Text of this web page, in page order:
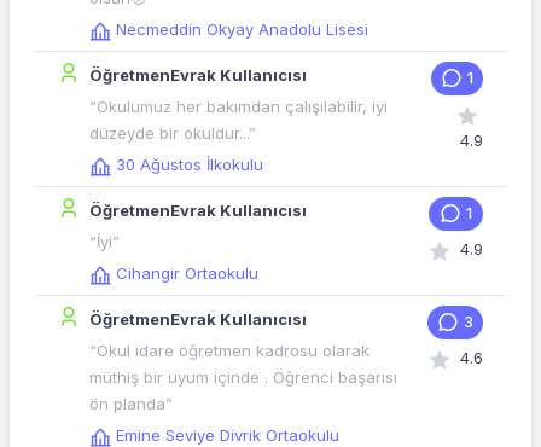
Necmeddin Okyay Anadolu Lisesi
ÖğretmenEvrak Kullanıcısı
“Okulumuz her bakımdan çalışılabilir, iyi
düzeyde bir okuldur...”
30 Ağustos İlkokulu
1
4.9
ÖğretmenEvrak Kullanıcısı
“İyi”
Cihangir Ortaokulu
1
4.9
ÖğretmenEvrak Kullanıcısı
“Okul idare öğretmen kadrosu olarak
müthiş bir uyum içinde . Öğrenci başarısı
ön planda”
Emine Seviye Divrik Ortaokulu
3
4.6